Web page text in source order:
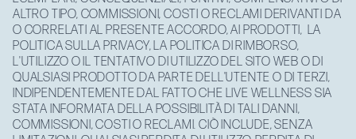
ALTRO TIPO, COMMISSIONI, COSTI O RECLAMI DERIVANTI DA
O CORRELATI AL PRESENTE ACCORDO, AI PRODOTTI, LA
POLITICA SULLA PRIVACY, LA POLITICA DI RIMBORSO,
L'UTILIZZO O IL TENTATIVO DI UTILIZZO DEL SITO WEB O DI
QUALSIASI PRODOTTO DA PARTE DELL'UTENTE O DI TERZI,
INDIPENDENTEMENTE DAL FATTO CHE LIVE WELLNESS SIA
STATA INFORMATA DELLA POSSIBILITÀ DI TALI DANNI,
COMMISSIONI, COSTI O RECLAMI. CIÒ INCLUDE, SENZA